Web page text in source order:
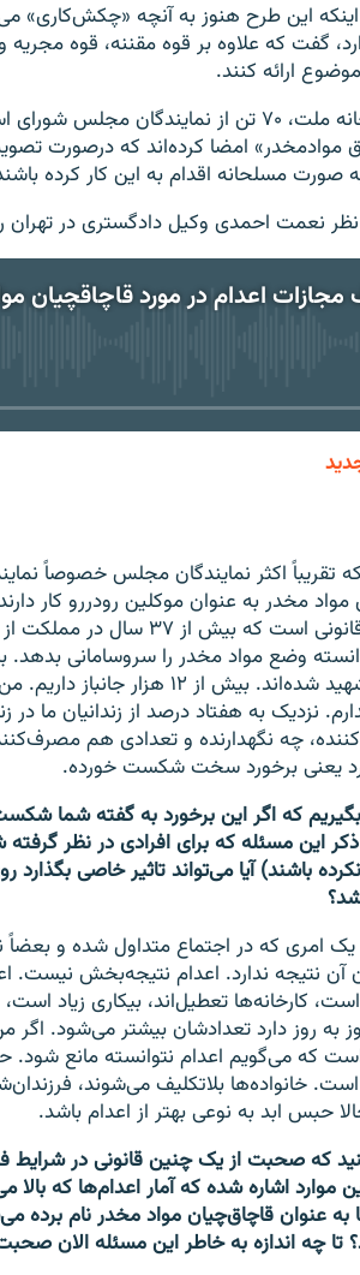
اینکه این طرح هنوز به آنچه «چکش‌کاری»
گفت که علاوه بر قوه مقننه، قوه مجریه
ارائه کنند.
به گزارش خبرگزاری خانه ملت، ۷۰ تن از
موادمخدر» امضا کرده‌اند که درصورت
صورت مسلحانه اقدام به این کار کرده
نظر نعمت احمدی وکیل دادگستری در
تقریبا‌ً‌ اکثر نمایندگان مجلس خصوصا‌ً
مواد مخدر به عنوان موکلین رودررو کار
نتیجه‌بخشی نیست. قانونی است
مبارزه با مواد مخدر شهید شده‌اند.
نزدیک به هفتاد درصد از زندانیان ما
چه نگهدارنده و تعدادی هم
یعنی برخورد سخت شکست خورده.
که اگر این برخورد به گفته شما
این مسئله که برای افرادی در نظر
باشند) آیا می‌تواند تاثیر خاصی
یک امری که در اجتماع متداول شده و بعضا‌ً
آن نتیجه ندارد. اعدام نتیجه‌بخش نیست.
کارخانه‌ها تعطیل‌اند، بیکاری زیاد
روز دارد تعدادشان بیشتر می‌شود. اگر
که می‌گویم اعدام نتوانسته مانع شود.
خانواده‌ها بلاتکلیف می‌شوند،
حبس ابد به نوعی بهتر از اعدام باشد.
که صحبت از یک چنین قانونی در شرایط
موارد اشاره شده که آمار اعدام‌ها که
به عنوان قاچاق‌چیان مواد مخدر نام برده
تا چه اندازه به خاطر این مسئله الان